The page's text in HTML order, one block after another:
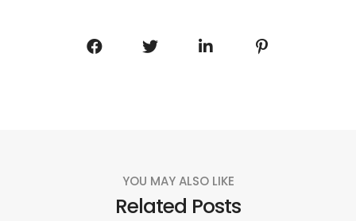
YOU MAY ALSO LIKE
Related Posts